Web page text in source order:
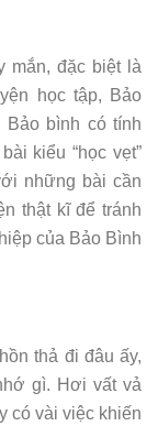
mắn, đặc biệt là
học tập, Bảo
Bảo bình có tính
kiểu “học vẹt”
những bài cần
thật kĩ để tránh
của Bảo Bình
thả đi đâu ấy,
gì. Hơi vất vả
có vài việc khiến